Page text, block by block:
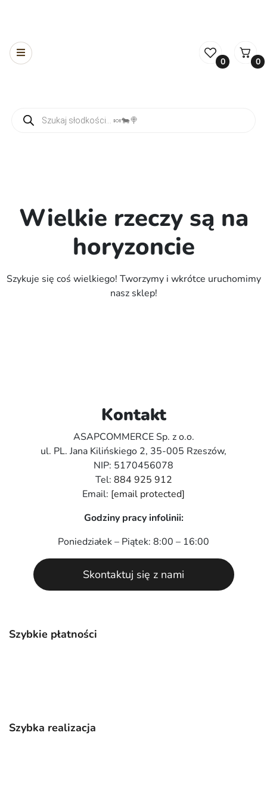
0 0
Wielkie rzeczy są na
horyzoncie
Szykuje się coś wielkiego! Tworzymy i wkrótce uruchomimy
nasz sklep!
Szybkie płatności
Szybka realizacja
Kontakt
ASAPCOMMERCE Sp. z o.o.
ul. PL. Jana Kilińskiego 2, 35-005 Rzeszów,
NIP: 5170456078
Tel: 884 925 912
Email: [email protected]
Godziny pracy infolinii:
Poniedziałek – Piątek: 8:00 – 16:00
Skontaktuj się z nami